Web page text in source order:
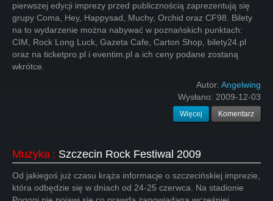
pierwszej edycji imprezy przed publicznością zaprezentują się
grupy Coma, Hey, Happysad, Muchy, Orchid oraz CF98. Bilety
na to wydarzenie można nabywać w poznańskich punktach:
CIM, Rock Long Luck, Gazeta Cafe, Carton Shop, bilety24.pl
oraz na ticketpro.pl i eventim.pl a ich ceny podane zostaną
wkrótce.
Autor: Angelwing
Wysłano: 2009-12-03
Więcej Komentarz
Muzyka : Szczecin Rock Festiwal 2009
Od jakiegoś już czasu krąża informacje o szczecińskiej imprezie,
która odbędzie się w dniach od 24-25 czerwca. Na stadionie